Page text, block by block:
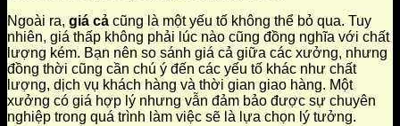
Ngoài ra, giá cả cũng là một yếu tố không thể bỏ qua. Tuy
nhiên, giá thấp không phải lúc nào cũng đồng nghĩa với chất
lượng kém. Bạn nên so sánh giá cả giữa các xưởng, nhưng
đồng thời cũng cần chú ý đến các yếu tố khác như chất
lượng, dịch vụ khách hàng và thời gian giao hàng. Một
xưởng có giá hợp lý nhưng vẫn đảm bảo được sự chuyên
nghiệp trong quá trình làm việc sẽ là lựa chọn lý tưởng.